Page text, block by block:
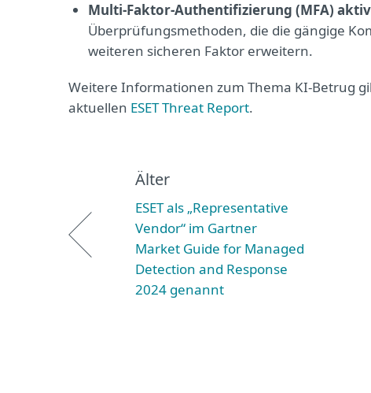
Multi-Faktor-Authentifizierung (MFA)
Überprüfungsmethoden, die die gängige
weiteren sicheren Faktor erweitern.
Weitere Informationen zum Thema KI-Betrug
aktuellen ESET Threat Report.
Älter
ESET als „Representative
Vendor“ im Gartner
Market Guide for Managed
Detection and Response
2024 genannt